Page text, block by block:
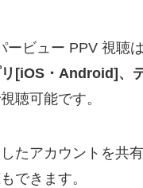
ービュー PPV 視聴は
[iOS・Android]、
聴可能です。
たアカウントを共
できます。